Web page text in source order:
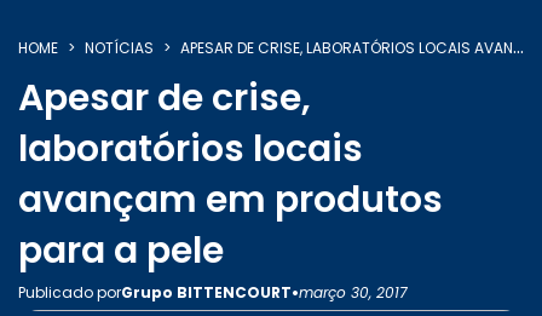
SOBRE NÓS
SERVIÇOS
INSIGHTS
HOME NOTÍCIAS APESAR DE CRISE, LABORATÓRIOS LOCAIS AVANÇAM EM PRODUTOS PARA A PELE
Apesar de crise,
laboratórios locais
avançam em produtos
para a pele
Publicado porGrupo BITTENCOURT•março 30, 2017